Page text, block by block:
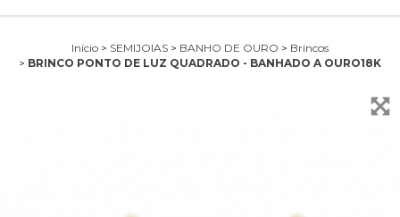
Início > SEMIJOIAS > BANHO DE OURO > Brincos
> BRINCO PONTO DE LUZ QUADRADO - BANHADO A OURO18K